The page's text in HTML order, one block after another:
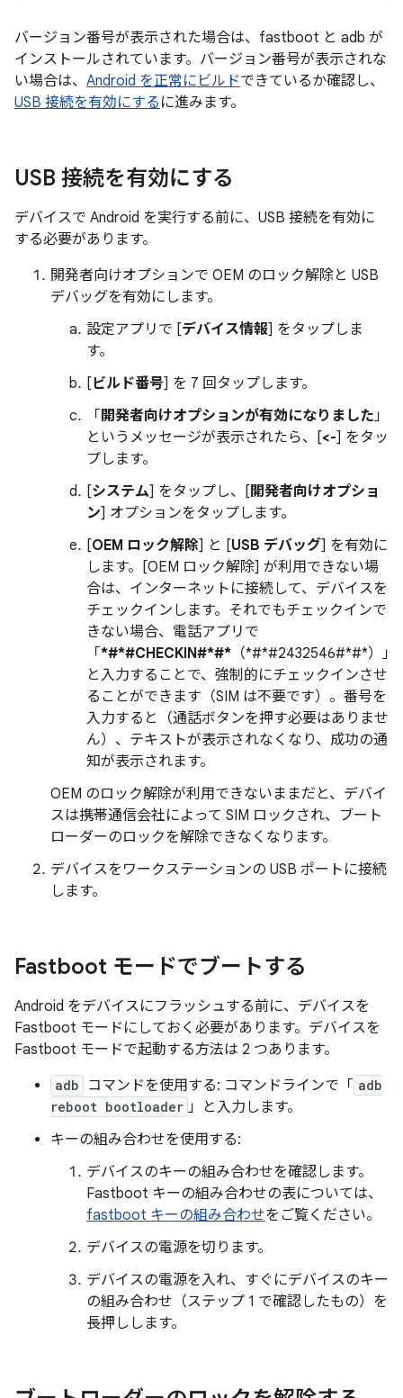
バージョン番号が表示された場合は、fastboot と adb が
インストールされています。バージョン番号が表示されな
い場合は、 Android を正常にビルドできているか確認し、
USB 接続を有効にする に進みます。
USB 接続を有効にする
デバイスで Android を実行する前に、USB 接続を有効に
する必要があります。
開発者向けオプションで OEM のロック解除と USB
デバッグを有効にします。
設定アプリで [デバイス情報] をタップしま
す。
[ビルド番号] を 7 回タップします。
「 開発者向けオプションが有効になりました」
というメッセージが表示されたら、[<-] をタッ
プします。
[システム] をタップし、[ 開発者向けオプショ
ン] オプションをタップします。
[OEM ロック解除] と [USB デバッグ] を有効に
します。[OEM ロック解除] が利用できない場
合は、インターネットに接続して、デバイスを
チェックインします。それでもチェックインで
きない場合、電話アプリで
「 *#*#CHECKIN#*#* （*#*#2432546#*#*）」
と入力することで、強制的にチェックインさせ
ることができます（SIM は不要です）。番号を
入力すると（通話ボタンを押す必要はありませ
ん）、テキストが表示されなくなり、成功の通
知が表示されます。
OEM のロック解除が利用できないままだと、デバイ
スは携帯通信会社によって SIM ロックされ、ブート
ローダーのロックを解除できなくなります。
デバイスをワークステーションの USB ポートに接続
します。
Fastboot モードでブートする
Android をデバイスにフラッシュする前に、デバイスを
Fastboot モードにしておく必要があります。デバイスを
Fastboot モードで起動する方法は 2 つあります。
adb コマンドを使用する: コマンドラインで「 adb
reboot bootloader 」と入力します。
キーの組み合わせを使用する:
デバイスのキーの組み合わせを確認します。
Fastboot キーの組み合わせの表については、
fastboot キーの組み合わせをご覧ください。
デバイスの電源を切ります。
デバイスの電源を入れ、すぐにデバイスのキー
の組み合わせ（ステップ 1 で確認したもの）を
長押しします。